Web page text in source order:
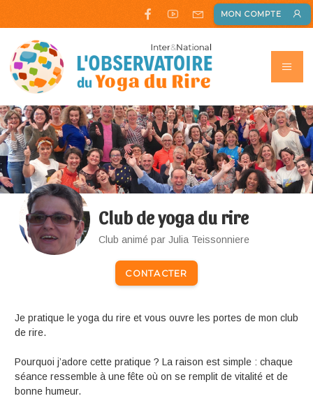
MON COMPTE
Club de yoga du rire
Club animé par Julia Teissonniere
CONTACTER
Je pratique le yoga du rire et vous ouvre les portes de mon club
de rire.
Pourquoi j’adore cette pratique ? La raison est simple : chaque
séance ressemble à une fête où on se remplit de vitalité et de
bonne humeur.